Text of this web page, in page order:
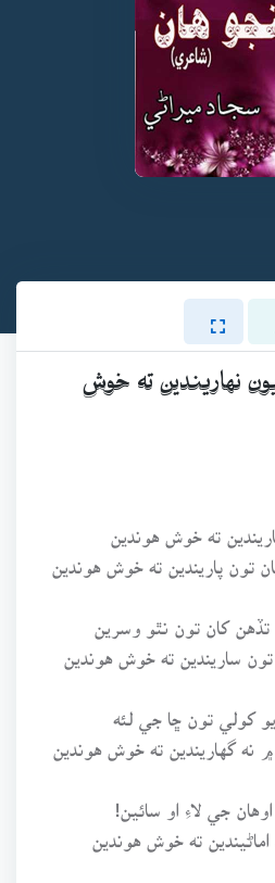
نهاريندين ته خوش
ته خوش هوندين
تون پاريندين ته خوش هوندين
کان تون نٿو وسرين
ساريندين ته خوش هوندين
کولي تون ڇا جي لئه
گهاريندين ته خوش هوندين
جي لاءِ او سائين!
ته خوش هوندين